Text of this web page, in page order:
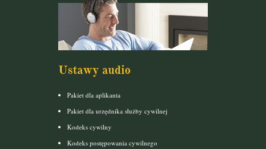
Ustawy audio
Pakiet dla aplikanta
Pakiet dla urzędnika służby cywilnej
Kodeks cywilny
Kodeks postępowania cywilnego